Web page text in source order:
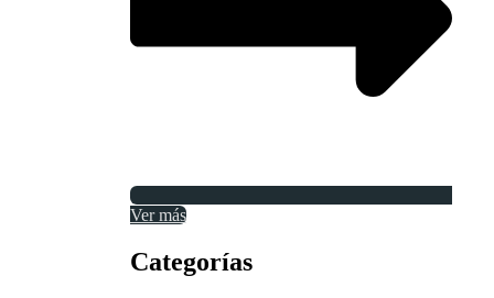
Ver más
Categorías